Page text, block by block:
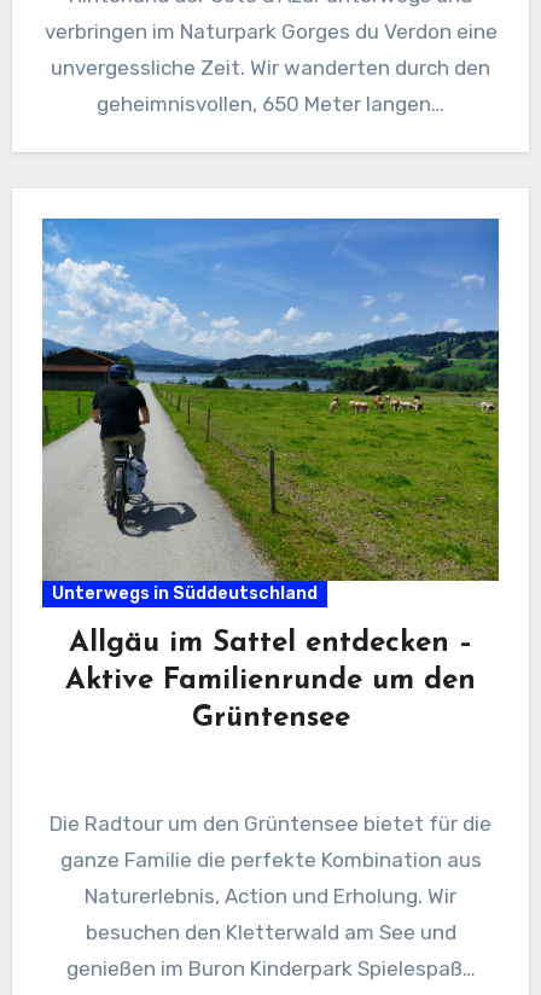
verbringen im Naturpark Gorges du Verdon eine
unvergessliche Zeit. Wir wanderten durch den
geheimnisvollen, 650 Meter langen…
Unterwegs in Süddeutschland
Allgäu im Sattel entdecken –
Aktive Familienrunde um den
Grüntensee
Die Radtour um den Grüntensee bietet für die
ganze Familie die perfekte Kombination aus
Naturerlebnis, Action und Erholung. Wir
besuchen den Kletterwald am See und
genießen im Buron Kinderpark Spielespaß…